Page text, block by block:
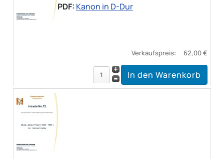
PDF: Kanon in D-Dur
Verkaufspreis: 62,00 €